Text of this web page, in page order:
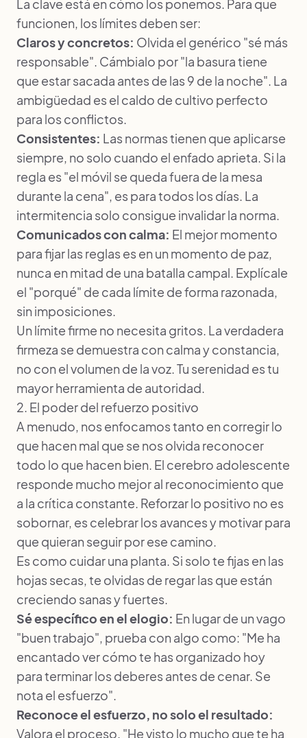
La clave está en cómo los ponemos. Para que
funcionen, los límites deben ser:
Claros y concretos: Olvida el genérico "sé más
responsable". Cámbialo por "la basura tiene
que estar sacada antes de las 9 de la noche". La
ambigüedad es el caldo de cultivo perfecto
para los conflictos.
Consistentes: Las normas tienen que aplicarse
siempre, no solo cuando el enfado aprieta. Si la
regla es "el móvil se queda fuera de la mesa
durante la cena", es para todos los días. La
intermitencia solo consigue invalidar la norma.
Comunicados con calma: El mejor momento
para fijar las reglas es en un momento de paz,
nunca en mitad de una batalla campal. Explícale
el "porqué" de cada límite de forma razonada,
sin imposiciones.
Un límite firme no necesita gritos. La verdadera
firmeza se demuestra con calma y constancia,
no con el volumen de la voz. Tu serenidad es tu
mayor herramienta de autoridad.
2. El poder del refuerzo positivo
A menudo, nos enfocamos tanto en corregir lo
que hacen mal que se nos olvida reconocer
todo lo que hacen bien. El cerebro adolescente
responde mucho mejor al reconocimiento que
a la crítica constante. Reforzar lo positivo no es
sobornar, es celebrar los avances y motivar para
que quieran seguir por ese camino.
Es como cuidar una planta. Si solo te fijas en las
hojas secas, te olvidas de regar las que están
creciendo sanas y fuertes.
Sé específico en el elogio: En lugar de un vago
"buen trabajo", prueba con algo como: "Me ha
encantado ver cómo te has organizado hoy
para terminar los deberes antes de cenar. Se
nota el esfuerzo".
Reconoce el esfuerzo, no solo el resultado:
Valora el proceso. "He visto lo mucho que te ha